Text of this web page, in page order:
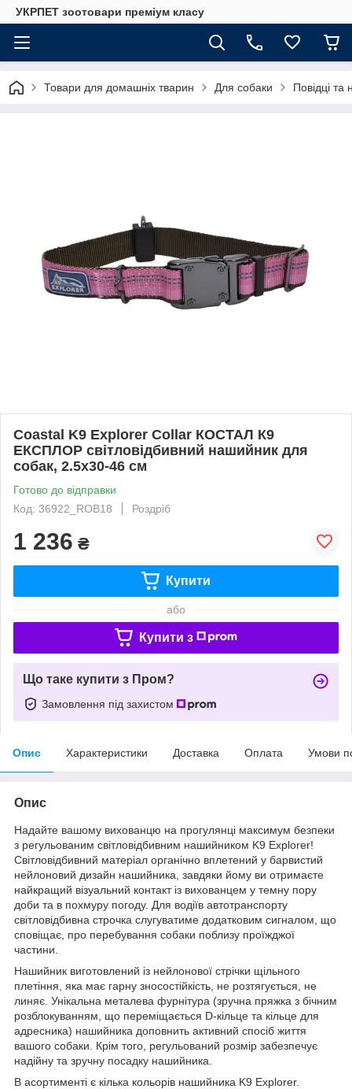
УКРПЕТ зоотовари преміум класу
Товари для домашніх тварин Для собаки Повідці
Coastal K9 Explorer Collar КОСТАЛ К9
ЕКСПЛОР світловідбивний нашийник для
собак, 2.5х30-46 см
Готово до відправки
Код: 36922_ROB18
Роздріб
1 236 ₴
Купити
або
Купити з
Що таке купити з Пром?
Замовлення під захистом
Опис Характеристики Доставка Оплата Умови
Опис
Надайте вашому вихованцю на прогулянці максимум безпеки
з регульованим світловідбивним нашийником K9 Explorer!
Світловідбивний матеріал органічно вплетений у барвистий
нейлоновий дизайн нашийника, завдяки йому ви отримаєте
найкращий візуальний контакт із вихованцем у темну пору
доби та в похмуру погоду. Для водіїв автотранспорту
світловідбивна строчка слугуватиме додатковим сигналом, що
сповіщає, про перебування собаки поблизу проїжджої
частини.
Нашийник виготовлений із нейлонової стрічки щільного
плетіння, яка має гарну зносостійкість, не розтягується, не
линяє. Унікальна металева фурнітура (зручна пряжка з бічним
розблокуванням, що переміщається D-кільце та кільце для
адресника) нашийника доповнить активний спосіб життя
вашого собаки. Крім того, регульований розмір забезпечує
надійну та зручну посадку нашийника.
В асортименті є кілька кольорів нашийника K9 Explorer.